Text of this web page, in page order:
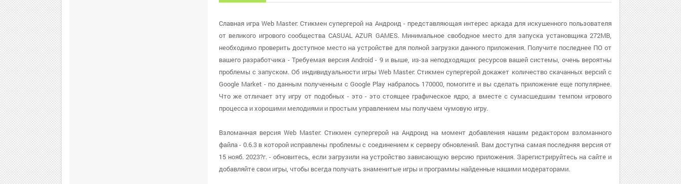
Славная игра Web Master: Стикмен cупергерой на Андроид - представляющая интерес аркада для искушенного пользователя
от великого игрового сообщества CASUAL AZUR GAMES. Минимальное свободное место для запуска установщика 272MB,
необходимо проверить доступное место на устройстве для полной загрузки данного приложения. Получите последнее ПО от
вашего разработчика - Требуемая версия Android - 9 и выше, из-за неподходящих ресурсов вашей системы, очень вероятны
проблемы с запуском. Об индивидуальности игры Web Master: Стикмен cупергерой докажет количество скачанных версий с
Google Market - по данным полученным с Google Play набралось 170000, помогите и вы сделать приложение еще популярнее.
Что же отличает эту игру от подобных - это - это стоящее графическое ядро, а вместе с сумасшедшим темпом игрового
процесса и хорошими мелодиями и простым управлением мы получаем чумовую игру.
Взломанная версия Web Master: Стикмен cупергерой на Андроид на момент добавления нашим редактором взломанного
файла - 0.6.3 в которой исправлены проблемы с соединением к серверу обновлений. Вам доступна самая последняя версия от
15 нояб. 2023?г. - обновитесь, если загрузили на устройство зависающую версию приложения. Зарегистрируйтесь на сайте и
добавляйте свои игры, чтобы всегда получать знаменитые игры и программы найденные нашими модераторами.